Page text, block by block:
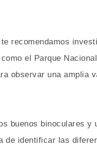
recomendamos
el Parque
observar una amplia
buenos binoculares
de identificar las